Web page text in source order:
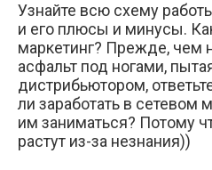
Узнайте всю схему
и его плюсы и минусы.
маркетинг? Прежде, чем
асфальт под ногами,
дистрибьютором,
ли заработать в сетевом
им заниматься? Потому
растут из-за незнания))